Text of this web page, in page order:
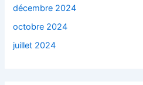
décembre 2024
octobre 2024
juillet 2024